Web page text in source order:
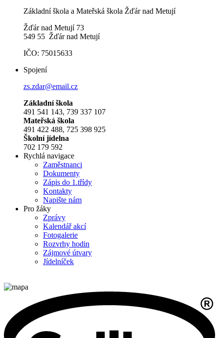
Základní škola a Mateřská škola Žďár nad Metují
Žďár nad Metují 73
549 55 Žďár nad Metují
IČO: 75015633
Spojení
zs.zdar@email.cz
Základní škola
491 541 143, 739 337 107
Mateřská škola
491 422 488, 725 398 925
Školní jídelna
702 179 592
Rychlá navigace
Zaměstnanci
Dokumenty
Zápis do 1.třídy
Kontakty
Napište nám
Pro žáky
Zprávy
Kalendář akcí
Fotogalerie
Rozvrhy hodin
Zájmové útvary
Jídelníček